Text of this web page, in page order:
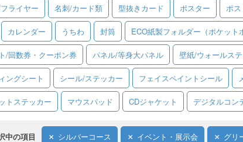
ライヤー 名刺/カード類 型抜きカード ポスター ポ
カレンダー うちわ 封筒 ECO紙製フォルダー（ポケット
/回数券・クーポン券 パネル/等身大パネル 壁紙/ウォールス
ングシート シール/ステッカー フェイスペイントシール
トステッカー マウスパッド CDジャケット デジタルコン
中の項目 シルバーコース イベント・展示会 グリ